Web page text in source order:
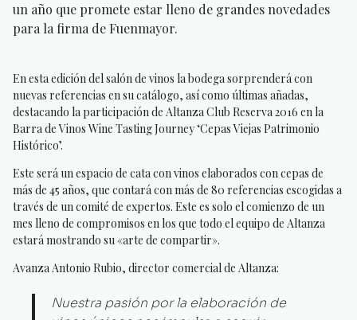
un año que promete estar lleno de grandes novedades
para la firma de Fuenmayor.
En esta edición del salón de vinos la bodega sorprenderá con
nuevas referencias en su catálogo, así como últimas añadas,
destacando la participación de Altanza Club Reserva 2016 en la
Barra de Vinos Wine Tasting Journey ‘Cepas Viejas Patrimonio
Histórico’.
Este será un espacio de cata con vinos elaborados con cepas de
más de 45 años, que contará con más de 80 referencias escogidas a
través de un comité de expertos. Este es solo el comienzo de un
mes lleno de compromisos en los que todo el equipo de Altanza
estará mostrando su «arte de compartir».
Avanza Antonio Rubio, director comercial de Altanza:
Nuestra pasión por la elaboración de